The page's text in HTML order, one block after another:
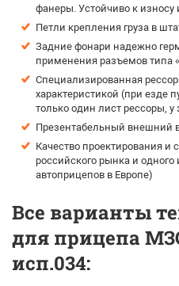
фанеры. Устойчиво к износу
Петли крепления груза в
Задние фонари надежно
применения разъемов типа
Специализированная
характеристикой (при езде
только один лист рессоры, у
Презентабельный внешний
Качество проектирования и
российского рынка и
автоприцепов в Европе)
Все варианты
для прицепа
исп.034: